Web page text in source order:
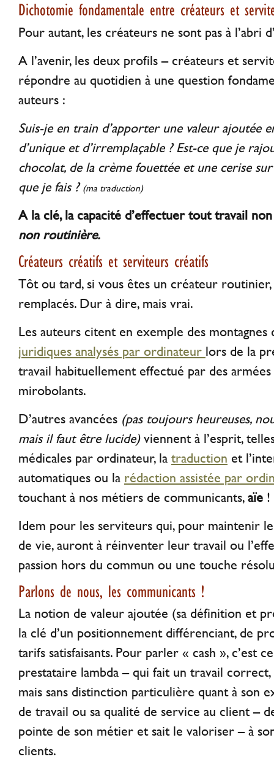
Dichotomie fondamentale entre créateurs et
Pour autant, les créateurs ne sont pas à l’abri
A l’avenir, les deux profils – créateurs et
répondre au quotidien à une question
auteurs :
Suis-je en train d’apporter une valeur ajoutée
d’unique et d’irremplaçable ? Est-ce que je
chocolat, de la crème fouettée et une cerise
que je fais ? (ma traduction)
A la clé, la capacité d’effectuer tout travail
non routinière.
Créateurs créatifs et serviteurs créatifs
Tôt ou tard, si vous êtes un créateur routinier,
remplacés. Dur à dire, mais vrai.
Les auteurs citent en exemple des montagnes
juridiques analysés par ordinateur lors de la
travail habituellement effectué par des armées
mirobolants.
D’autres avancées (pas toujours heureuses,
mais il faut être lucide)viennent à l’esprit,
médicales par ordinateur, la traduction et
automatiques ou la rédaction assistée par
touchant à nos métiers de communicants,aïe !
Idem pour les serviteurs qui, pour maintenir
de vie, auront à réinventer leur travail ou
passion hors du commun ou une touche
Parlons de nous, les communicants !
La notion de valeur ajoutée (sa définition et
la clé d’un positionnement différenciant, de
tarifs satisfaisants. Pour parler « cash », c’est
prestataire lambda – qui fait un travail correct,
mais sans distinction particulière quant à son
de travail ou sa qualité de service au client –
pointe de son métier et sait le valoriser – à
clients.